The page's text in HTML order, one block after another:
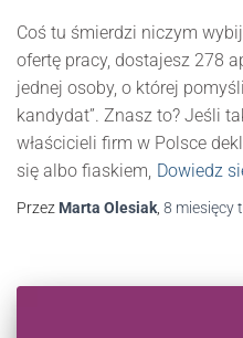
Coś tu śmierdzi niczym
ofertę pracy, dostajesz 278
jednej osoby, o której
kandydat”. Znasz to? Jeśli
właścicieli firm w Polsce
się albo fiaskiem, Dowiedz
Przez Marta Olesiak 8 miesięcy